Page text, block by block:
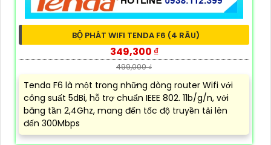
BỘ PHÁT WIFI TENDA F6 (4 RÂU)
349,300 ₫
499,000 ₫
Tenda F6 là một trong những dòng router Wifi với
công suất 5dBi, hỗ trợ chuẩn IEEE 802. 11b/g/n, với
băng tần 2,4Ghz, mang đến tốc độ truyền tải lên
đến 300Mbps